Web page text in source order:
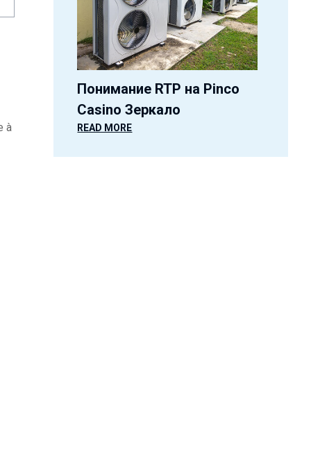
à
Понимание RTP на Pinco
Casino Зеркало
READ MORE